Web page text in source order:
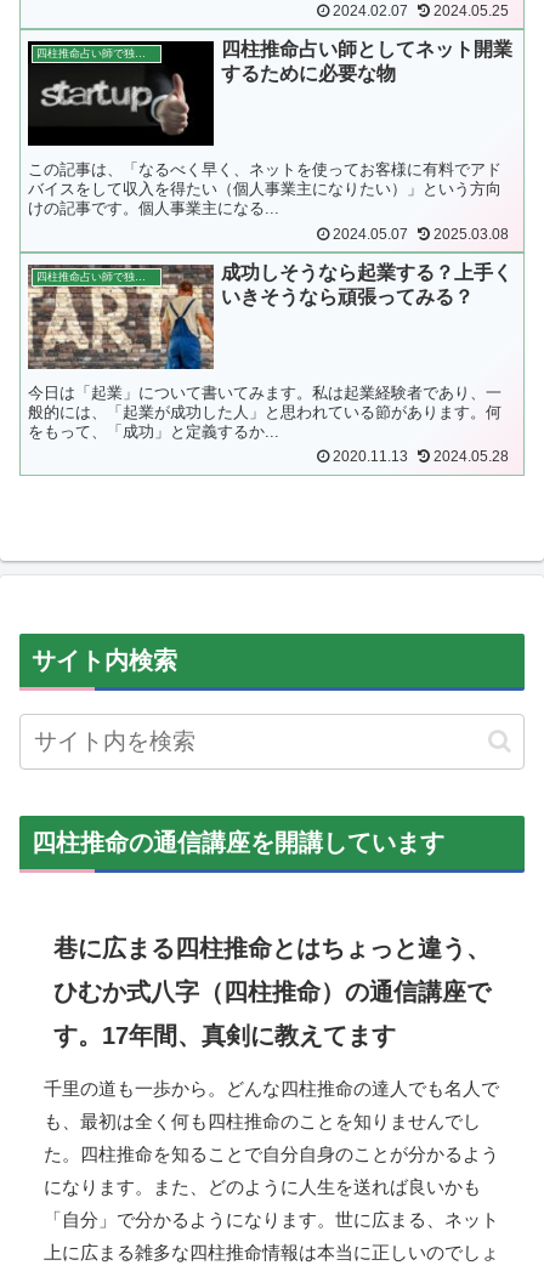
2024.02.07 2024.05.25
四柱推命占い師で独立開業
四柱推命占い師としてネット開業
するために必要な物
この記事は、「なるべく早く、ネットを使ってお客様に有料でアド
バイスをして収入を得たい（個人事業主になりたい）」という方向
けの記事です。個人事業主になる...
2024.05.07 2025.03.08
四柱推命占い師で独立開業
成功しそうなら起業する？上手く
いきそうなら頑張ってみる？
今日は「起業」について書いてみます。私は起業経験者であり、一
般的には、「起業が成功した人」と思われている節があります。何
をもって、「成功」と定義するか...
2020.11.13 2024.05.28
サイト内検索
四柱推命の通信講座を開講しています
巷に広まる四柱推命とはちょっと違う、
ひむか式八字（四柱推命）の通信講座で
す。17年間、真剣に教えてます
千里の道も一歩から。どんな四柱推命の達人でも名人で
も、最初は全く何も四柱推命のことを知りませんでし
た。四柱推命を知ることで自分自身のことが分かるよう
になります。また、どのように人生を送れば良いかも
「自分」で分かるようになります。世に広まる、ネット
上に広まる雑多な四柱推命情報は本当に正しいのでしょ